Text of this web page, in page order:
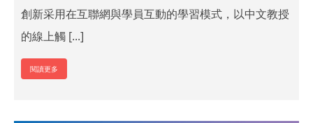
創新采用在互聯網與學員互動的學習模式，以中文教授
的線上觸 [...]
閱讀更多